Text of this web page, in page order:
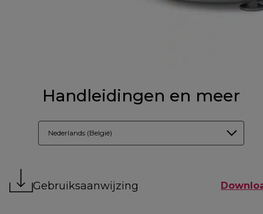
Handleidingen en meer
Nederlands (België)
Gebruiksaanwijzing